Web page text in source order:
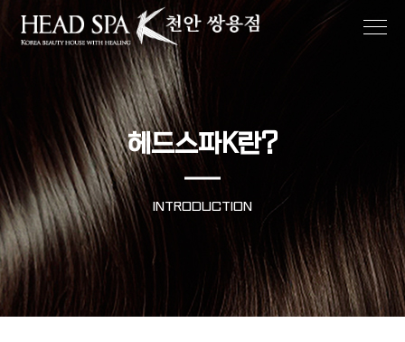
헤드스파K란?
INTRODUCTION